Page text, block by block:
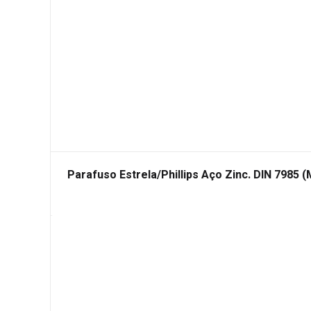
Parafuso Estrela/Phillips Aço Zinc. DIN 7985